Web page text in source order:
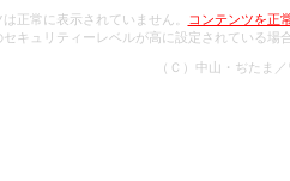
正常に表示されていません。
コンテンツを正
セキュリティーレベルが高に設定されている
（Ｃ）中山・ぢたま